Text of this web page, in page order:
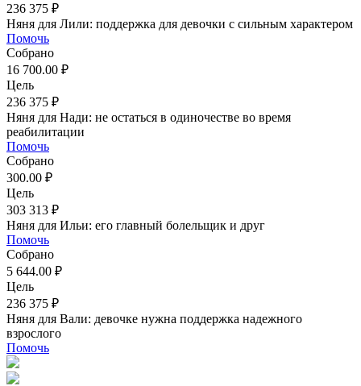
236 375 ₽
Няня для Лили: поддержка для девочки с сильным характером
Помочь
Собрано
16 700.00 ₽
Цель
236 375 ₽
Няня для Нади: не остаться в одиночестве во время
реабилитации
Помочь
Собрано
300.00 ₽
Цель
303 313 ₽
Няня для Ильи: его главный болельщик и друг
Помочь
Собрано
5 644.00 ₽
Цель
236 375 ₽
Няня для Вали: девочке нужна поддержка надежного
взрослого
Помочь